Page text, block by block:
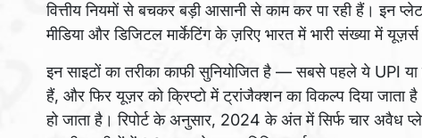
वित्तीय नियमों से बचकर बड़ी आसानी से काम कर पा रही हैं। इन
मीडिया और डिजिटल मार्केटिंग के ज़रिए भारत में भारी संख्या में
इन साइटों का तरीका काफी सुनियोजित है — सबसे पहले ये UPI
हैं, और फिर यूज़र को क्रिप्टो में ट्रांजैक्शन का विकल्प दिया जाता
हो जाता है। रिपोर्ट के अनुसार, 2024 के अंत में सिर्फ चार